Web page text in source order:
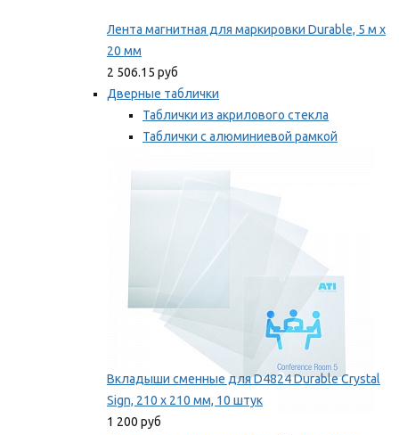
Лента магнитная для маркировки Durable, 5 м х
20 мм
2 506.15 руб
Дверные таблички
Таблички из акрилового стекла
Таблички с алюминиевой рамкой
Вкладыши сменные для D4824 Durable Crystal
Sign, 210 x 210 мм, 10 штук
1 200 руб